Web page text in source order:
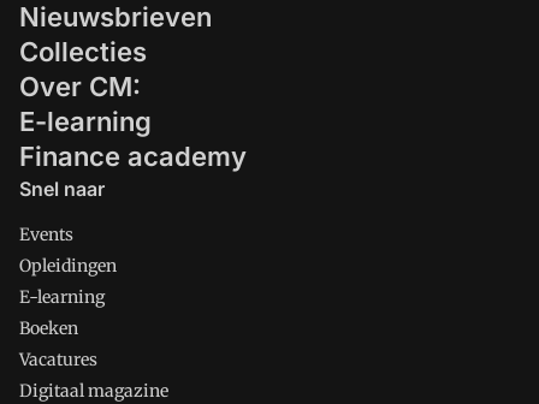
Nieuwsbrieven
Collecties
Over CM:
E-learning
Finance academy
Snel naar
Events
Opleidingen
E-learning
Boeken
Vacatures
Digitaal magazine